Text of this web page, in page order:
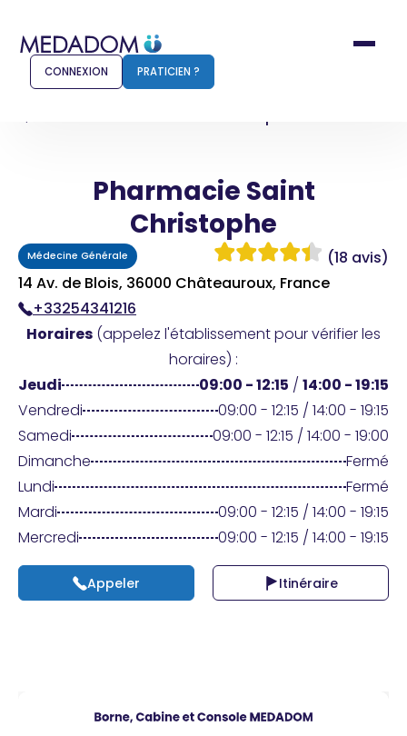
Comment ça marche ?
Pour les patients
Pharmacien
Connexion
Praticien ?
CONNEXION PRATICIEN ?
Pharmacie Saint Christophe
Pharmacie Saint
Christophe
Médecine Générale
(18 avis)
14 Av. de Blois, 36000 Châteauroux, France
+33254341216
Horaires (appelez l'établissement pour vérifier les
horaires) :
Jeudi
09:00 - 12:15 / 14:00 - 19:15
Vendredi
09:00 - 12:15 / 14:00 - 19:15
Samedi
09:00 - 12:15 / 14:00 - 19:00
Dimanche
Fermé
Lundi
Fermé
Mardi
09:00 - 12:15 / 14:00 - 19:15
Mercredi
09:00 - 12:15 / 14:00 - 19:15
Appeler Itinéraire